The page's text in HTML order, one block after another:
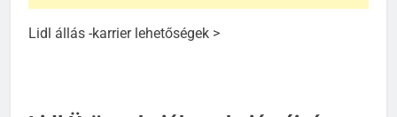
Lidl állás -karrier lehetőségek >